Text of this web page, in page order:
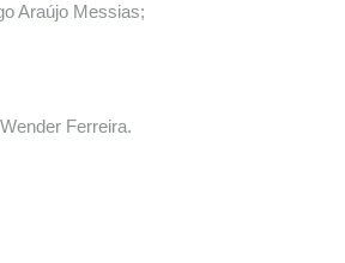
Araújo Messias;
Ferreira.